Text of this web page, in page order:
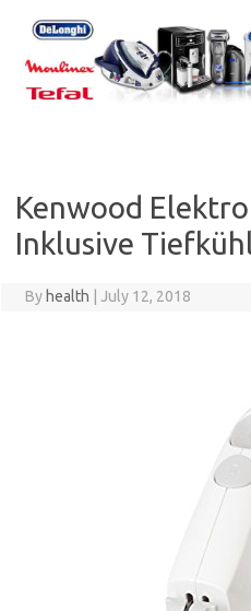
content
Kenwood
Inklusive
By health July 12, 2018